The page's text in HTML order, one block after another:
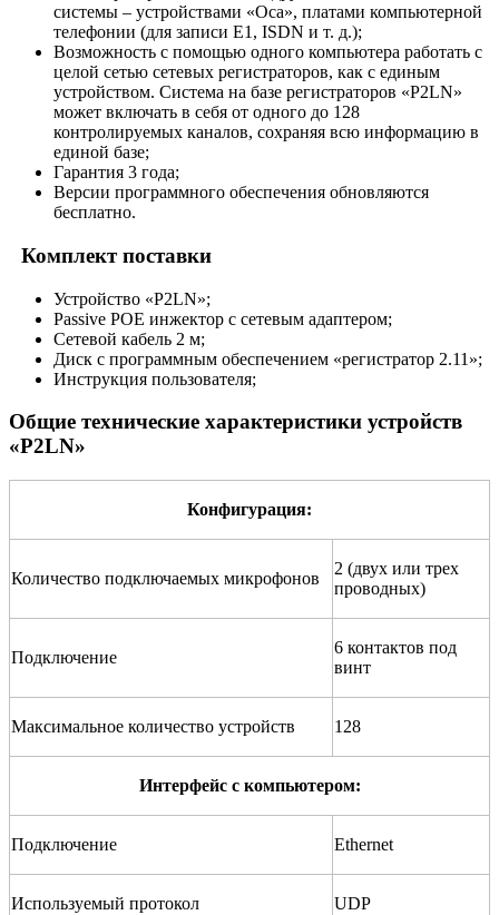
системы – устройствами «Оса», платами компьютерной
телефонии (для записи Е1, ISDN и т. д.);
Возможность с помощью одного компьютера работать с
целой сетью сетевых регистраторов, как с единым
устройством. Система на базе регистраторов «P2LN»
может включать в себя от одного до 128
контролируемых каналов, сохраняя всю информацию в
единой базе;
Гарантия 3 года;
Версии программного обеспечения обновляются
бесплатно.
Комплект поставки
Устройство «P2LN»;
Passive POE инжектор с сетевым адаптером;
Сетевой кабель 2 м;
Диск с программным обеспечением «регистратор 2.11»;
Инструкция пользователя;
Общие технические характеристики устройств
«P2LN»
Конфигурация:
Количество подключаемых микрофонов
2 (двух или трех
проводных)
Подключение
6 контактов под
винт
Максимальное количество устройств 128
Интерфейс с компьютером:
Подключение Ethernet
Используемый протокол UDP